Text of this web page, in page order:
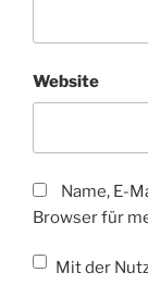
Website
Name, E-
Browser für
Mit der